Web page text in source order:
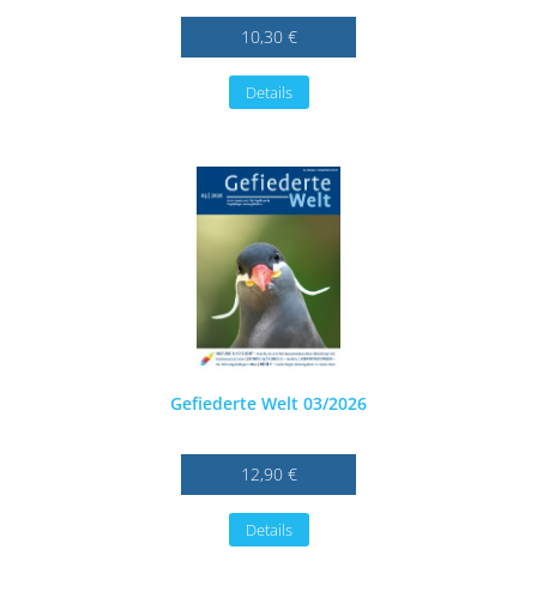
10,30 €
Details
Gefiederte Welt 03/2026
12,90 €
Details